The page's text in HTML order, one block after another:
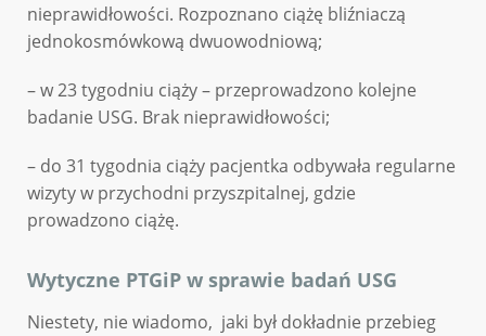
nieprawidłowości. Rozpoznano ciążę bliźniaczą
jednokosmówkową dwuowodniową;
– w 23 tygodniu ciąży – przeprowadzono kolejne
badanie USG. Brak nieprawidłowości;
– do 31 tygodnia ciąży pacjentka odbywała regularne
wizyty w przychodni przyszpitalnej, gdzie
prowadzono ciążę.
Wytyczne PTGiP w sprawie badań USG
Niestety, nie wiadomo, jaki był dokładnie przebieg